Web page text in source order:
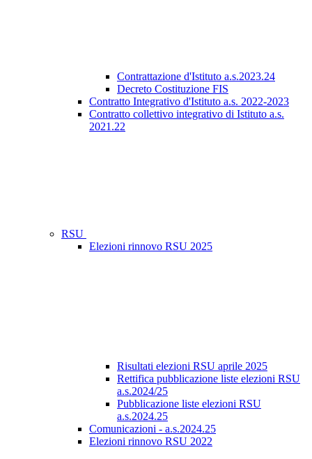
Contrattazione d'Istituto a.s.2023.24
Decreto Costituzione FIS
Contratto Integrativo d'Istituto a.s. 2022-2023
Contratto collettivo integrativo di Istituto a.s.
2021.22
RSU
Elezioni rinnovo RSU 2025
Risultati elezioni RSU aprile 2025
Rettifica pubblicazione liste elezioni RSU
a.s.2024/25
Pubblicazione liste elezioni RSU
a.s.2024.25
Comunicazioni - a.s.2024.25
Elezioni rinnovo RSU 2022